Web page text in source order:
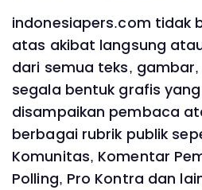
indonesiapers.com tidak
atas akibat langsung
dari semua teks,
segala bentuk grafis
disampaikan pembaca
berbagai rubrik publik
Komunitas, Komentar
Polling, Pro Kontra dan